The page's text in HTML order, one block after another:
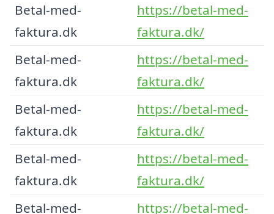
Betal-med-
faktura.dk
https://betal-med-
faktura.dk/
Betal-med-
faktura.dk
https://betal-med-
faktura.dk/
Betal-med-
faktura.dk
https://betal-med-
faktura.dk/
Betal-med-
faktura.dk
https://betal-med-
faktura.dk/
Betal-med-
https://betal-med-